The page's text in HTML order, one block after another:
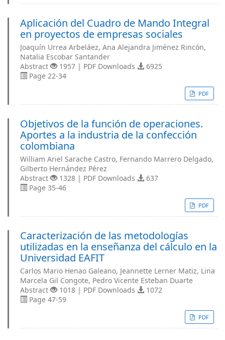
Aplicación del Cuadro de Mando Integral
en proyectos de empresas sociales
Joaquín Urrea Arbeláez, Ana Alejandra Jiménez Rincón,
Natalia Escobar Santander
Abstract
1957 | PDF Downloads
6925
Page 22-34
PDF
Objetivos de la función de operaciones.
Aportes a la industria de la confección
colombiana
William Ariel Sarache Castro, Fernando Marrero Delgado,
Gilberto Hernández Pérez
Abstract
1328 | PDF Downloads
637
Page 35-46
PDF
Caracterización de las metodologías
utilizadas en la enseñanza del cálculo en la
Universidad EAFIT
Carlos Mario Henao Galeano, Jeannette Lerner Matiz, Lina
Marcela Gil Congote, Pedro Vicente Esteban Duarte
Abstract
1018 | PDF Downloads
1072
Page 47-59
PDF